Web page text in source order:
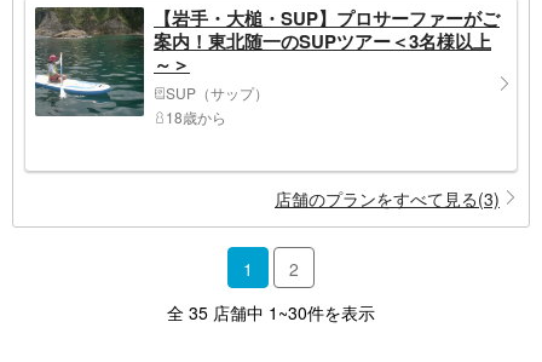
【岩手・大槌・SUP】プロサーファーがご
案内！東北随一のSUPツアー＜3名様以上
～＞
SUP（サップ）
18歳から
店舗のプランをすべて見る(3)
1
2
全 35 店舗中 1~30件を表示